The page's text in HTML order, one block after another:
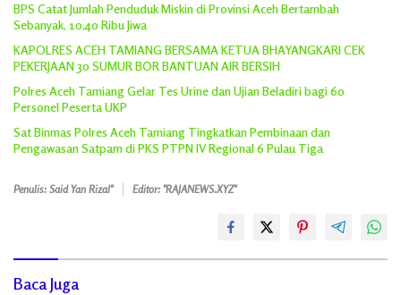
BPS Catat Jumlah Penduduk Miskin di Provinsi Aceh Bertambah
Sebanyak, 10,40 Ribu Jiwa
KAPOLRES ACEH TAMIANG BERSAMA KETUA BHAYANGKARI CEK
PEKERJAAN 30 SUMUR BOR BANTUAN AIR BERSIH
Polres Aceh Tamiang Gelar Tes Urine dan Ujian Beladiri bagi 60
Personel Peserta UKP
Sat Binmas Polres Aceh Tamiang Tingkatkan Pembinaan dan
Pengawasan Satpam di PKS PTPN IV Regional 6 Pulau Tiga
Penulis: Said Yan Rizal" Editor: "RAJANEWS.XYZ"
Baca Juga